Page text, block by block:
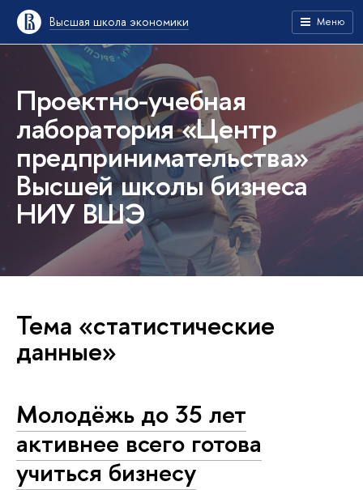
Высшая школа экономики Меню
Проектно-учебная
лаборатория «Центр
предпринимательства»
Высшей школы бизнеса
НИУ ВШЭ
Тема «статистические
данные»
Молодёжь до 35 лет
активнее всего готова
учиться бизнесу